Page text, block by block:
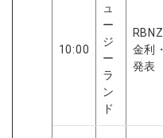
10:00
ュ
ー
ジ
ー
ラ
ン
ド
金利
発表